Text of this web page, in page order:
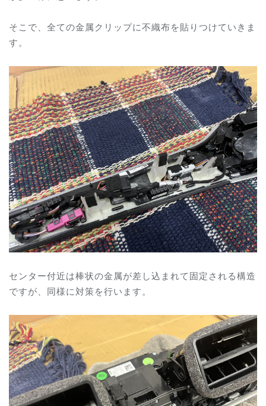
そこで、全ての金属クリップに不織布を貼りつけていきま
す。
センター付近は棒状の金属が差し込まれて固定される構造
ですが、同様に対策を行います。